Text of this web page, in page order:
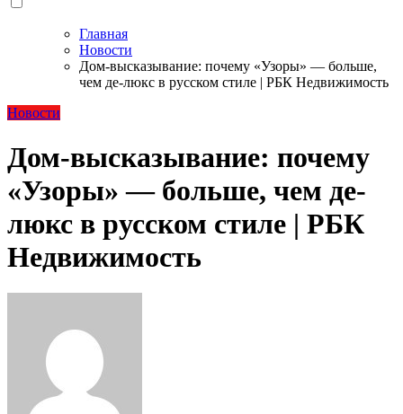
Главная
Новости
Дом-высказывание: почему «Узоры» — больше,
чем де-люкс в русском стиле | РБК Недвижимость
Новости
Дом-высказывание: почему
«Узоры» — больше, чем де-
люкс в русском стиле | РБК
Недвижимость